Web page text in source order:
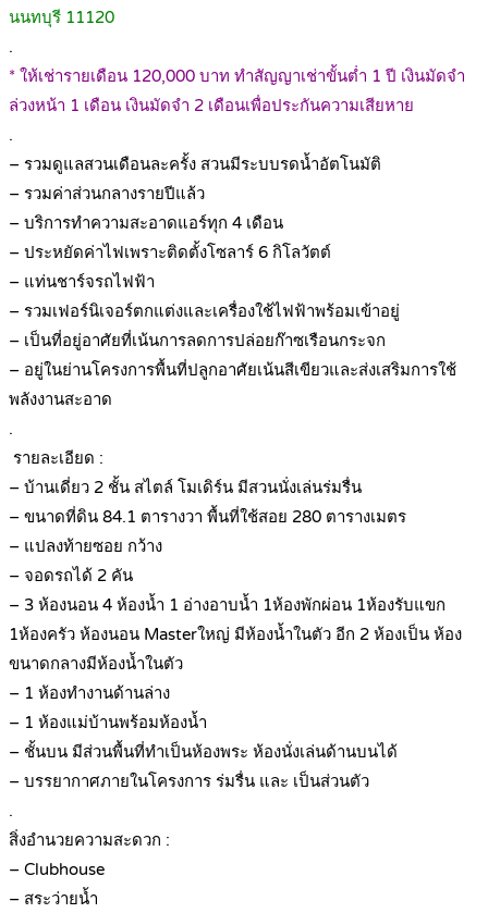
นนทบุรี 11120
.
* ให้เช่ารายเดือน 120,000 บาท ทำสัญญาเช่าขั้นต่ำ 1 ปี เงินมัดจำ
ล่วงหน้า 1 เดือน เงินมัดจำ 2 เดือนเพื่อประกันความเสียหาย
.
– รวมดูแลสวนเดือนละครั้ง สวนมีระบบรดน้ำอัตโนมัติ
– รวมค่าส่วนกลางรายปีแล้ว
– บริการทำความสะอาดแอร์ทุก 4 เดือน
– ประหยัดค่าไฟเพราะติดตั้งโซลาร์ 6 กิโลวัตต์
– แท่นชาร์จรถไฟฟ้า
– รวมเฟอร์นิเจอร์ตกแต่งและเครื่องใช้ไฟฟ้าพร้อมเข้าอยู่
– เป็นที่อยู่อาศัยที่เน้นการลดการปล่อยก๊าซเรือนกระจก
– อยู่ในย่านโครงการพื้นที่ปลูกอาศัยเน้นสีเขียวและส่งเสริมการใช้
พลังงานสะอาด
.
รายละเอียด :
– บ้านเดี่ยว 2 ชั้น สไตล์ โมเดิร์น มีสวนนั่งเล่นร่มรื่น
– ขนาดที่ดิน 84.1 ตารางวา พื้นที่ใช้สอย 280 ตารางเมตร
– แปลงท้ายซอย กว้าง
– จอดรถได้ 2 คัน
– 3 ห้องนอน 4 ห้องน้ำ 1 อ่างอาบน้ำ 1ห้องพักผ่อน 1ห้องรับแขก
1ห้องครัว ห้องนอน Masterใหญ่ มีห้องน้ำในตัว อีก 2 ห้องเป็น ห้อง
ขนาดกลางมีห้องน้ำในตัว
– 1 ห้องทำงานด้านล่าง
– 1 ห้องแม่บ้านพร้อมห้องน้ำ
– ชั้นบน มีส่วนพื้นที่ทำเป็นห้องพระ ห้องนั่งเล่นด้านบนได้
– บรรยากาศภายในโครงการ ร่มรื่น และ เป็นส่วนตัว
.
สิ่งอำนวยความสะดวก :
– Clubhouse
– สระว่ายน้ำ